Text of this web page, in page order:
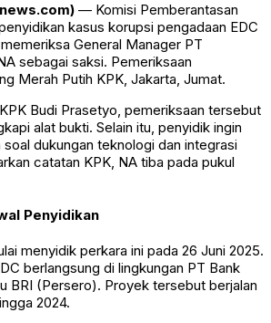
— Komisi Pemberantasan
kasus korupsi pengadaan EDC
General Manager PT
sebagai saksi. Pemeriksaan
Merah Putih KPK, Jakarta, Jumat.
Budi Prasetyo, pemeriksaan tersebut
alat bukti. Selain itu, penyidik ingin
dukungan teknologi dan integrasi
catatan KPK, NA tiba pada pukul
Penyidikan
menyidik perkara ini pada 26 Juni 2025.
berlangsung di lingkungan PT Bank
BRI (Persero). Proyek tersebut berjalan
2024.